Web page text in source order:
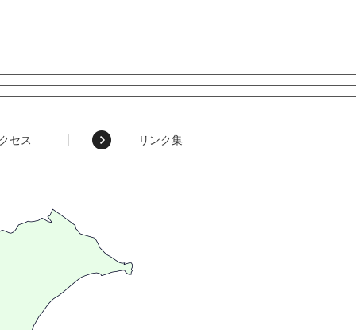
セス リンク集